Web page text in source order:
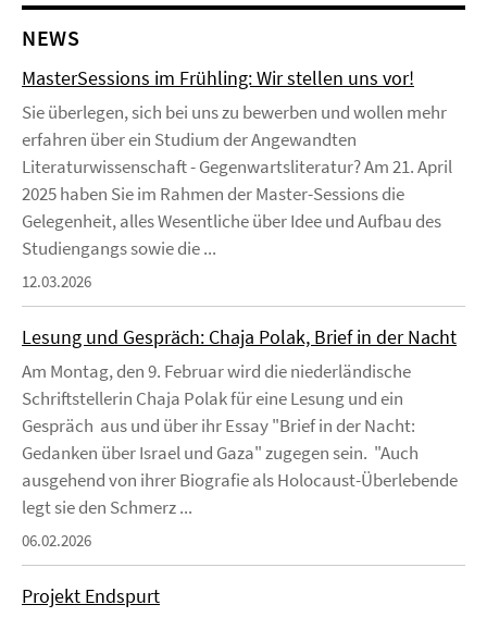
NEWS
MasterSessions im Frühling: Wir stellen uns vor!
Sie überlegen, sich bei uns zu bewerben und wollen mehr
erfahren über ein Studium der Angewandten
Literaturwissenschaft - Gegenwartsliteratur? Am 21. April
2025 haben Sie im Rahmen der Master-Sessions die
Gelegenheit, alles Wesentliche über Idee und Aufbau des
Studiengangs sowie die ...
12.03.2026
Lesung und Gespräch: Chaja Polak, Brief in der Nacht
Am Montag, den 9. Februar wird die niederländische
Schriftstellerin Chaja Polak für eine Lesung und ein
Gespräch aus und über ihr Essay "Brief in der Nacht:
Gedanken über Israel und Gaza" zugegen sein. "Auch
ausgehend von ihrer Biografie als Holocaust-Überlebende
legt sie den Schmerz ...
06.02.2026
Projekt Endspurt